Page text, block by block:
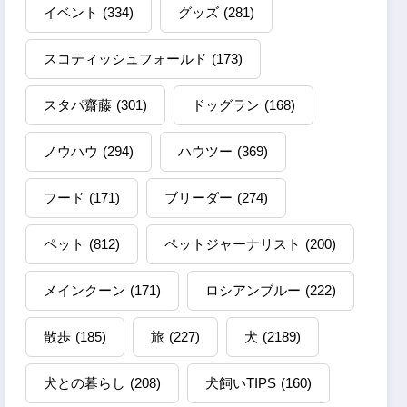
イベント (334) グッズ (281)
スコティッシュフォールド (173)
スタパ齋藤 (301) ドッグラン (168)
ノウハウ (294) ハウツー (369)
フード (171) ブリーダー (274)
ペット (812) ペットジャーナリスト (200)
メインクーン (171) ロシアンブルー (222)
散歩 (185) 旅 (227) 犬 (2189)
犬との暮らし (208) 犬飼いTIPS (160)